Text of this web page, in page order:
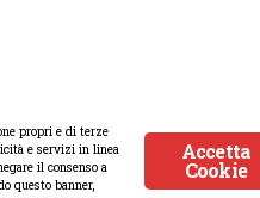
Accetta
Cookie
propri e di terze
e servizi in linea
il consenso a
questo banner,